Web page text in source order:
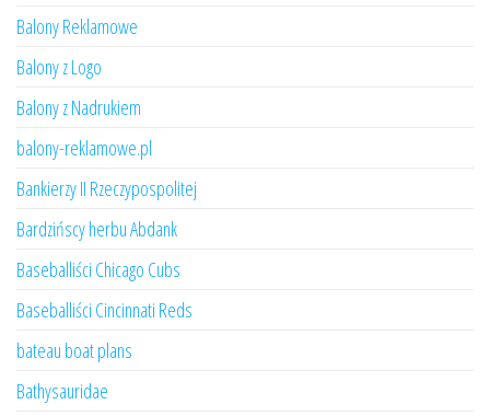
Balony Reklamowe
Balony z Logo
Balony z Nadrukiem
balony-reklamowe.pl
Bankierzy II Rzeczypospolitej
Bardzińscy herbu Abdank
Baseballiści Chicago Cubs
Baseballiści Cincinnati Reds
bateau boat plans
Bathysauridae